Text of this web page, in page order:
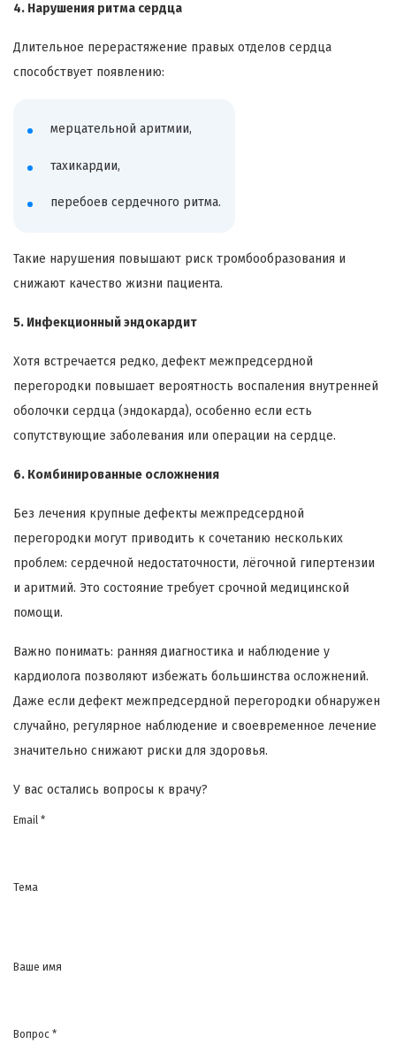
4. Нарушения ритма сердца
Длительное перерастяжение правых отделов сердца
способствует появлению:
мерцательной аритмии,
тахикардии,
перебоев сердечного ритма.
Такие нарушения повышают риск тромбообразования и
снижают качество жизни пациента.
5. Инфекционный эндокардит
Хотя встречается редко, дефект межпредсердной
перегородки повышает вероятность воспаления внутренней
оболочки сердца (эндокарда), особенно если есть
сопутствующие заболевания или операции на сердце.
6. Комбинированные осложнения
Без лечения крупные дефекты межпредсердной
перегородки могут приводить к сочетанию нескольких
проблем: сердечной недостаточности, лёгочной гипертензии
и аритмий. Это состояние требует срочной медицинской
помощи.
Важно понимать: ранняя диагностика и наблюдение у
кардиолога позволяют избежать большинства осложнений.
Даже если дефект межпредсердной перегородки обнаружен
случайно, регулярное наблюдение и своевременное лечение
значительно снижают риски для здоровья.
У вас остались вопросы к врачу?
Email *
Тема
Ваше имя
Вопрос *